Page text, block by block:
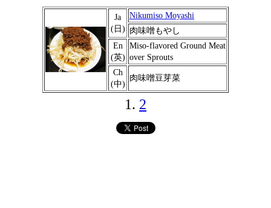
Ja
(日)
Nikumiso Moyashi
肉味噌もやし
En
(英)
Miso-flavored Ground Meat
over Sprouts
Ch
(中)
肉味噌豆芽菜
1. 2